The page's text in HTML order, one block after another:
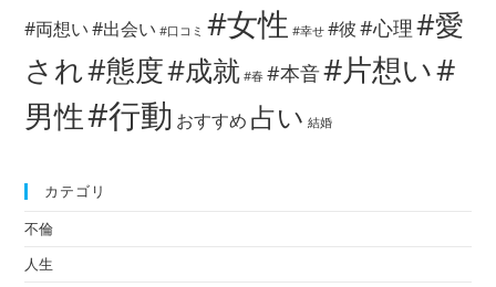
#両想い#出会い #口コミ #女性 #幸せ #彼#心理#愛
され#態度#成就 #春 #本音#片想い#
男性#行動 おすすめ 占い 結婚
カテゴリ
不倫
人生